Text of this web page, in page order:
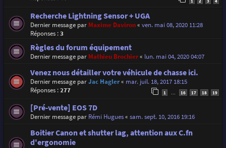
Recherche Lightning Sensor + UGA
Dernier message par Maxime Daviron« ven. mai 08, 2020 11:28
Réponses :3
Règles du forum équipement
Dernier message par Mathieu Brochier« lun. mai 04, 2020 04:07
Venez nous détailler votre véhicule de chasse ici.
Dernier message parJac Hagler« mar. juil. 18, 2017 18:15
Réponses :277 1 16 17 18 19
[Pré-vente] EOS 7D
Dernier message par Rémi Hugues« sam. sept. 10, 2016 19:16
Boitier Canon et shutter lag, attention aux C.fn
d'ergonomie